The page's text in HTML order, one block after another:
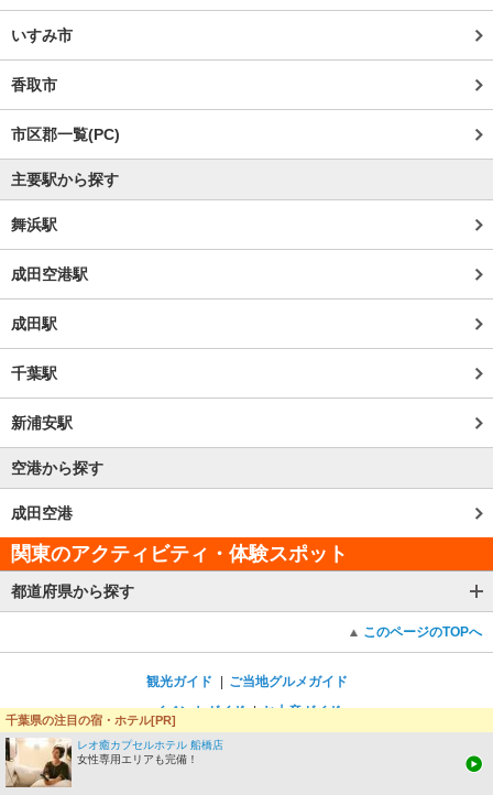
いすみ市
香取市
市区郡一覧(PC)
主要駅から探す
舞浜駅
成田空港駅
成田駅
千葉駅
新浦安駅
空港から探す
成田空港
関東のアクティビティ・体験スポット
都道府県から探す
このページのTOPへ
観光ガイド
ご当地グルメガイド
イベントガイド
お土産ガイド
みんなの旅行記
千葉県の注目の宿・ホテル[PR]
レオ癒カプセルホテル 船橋店
女性専用エリアも完備！